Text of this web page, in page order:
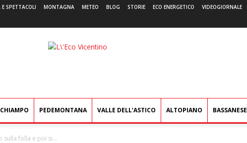
E SPETTACOLI MONTAGNA METEO BLOG STORIE ECO ENERGETICO VIDEOGIORNALE
L'Eco
PEDEMONTANA VALLE DELL’ASTICO ALTOPIANO BASSANESE
sulla folla e poi si...